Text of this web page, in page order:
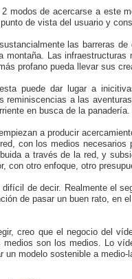
modos de acercarse a este
de vista del usuario y
las barreras
montaña. Las
profano pueda llevar sus
puede dar lugar a
reminiscencias a las
en busca de la
a producir
con los medios necesarios
a través de la red, y
con otro enfoque, otro
de decir. Realmente el
de pasar un buen rato, en
creo que el negocio del
son los medios. Lo
un modelo sostenible a medio-